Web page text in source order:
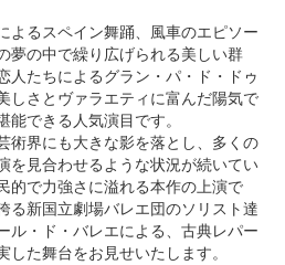
よるスペイン舞踊、風車のエピソー
夢の中で繰り広げられる美しい群
人たちによるグラン・パ・ド・ドゥ
しさとヴァラエティに富んだ陽気で
能できる人気演目です。
術界にも大きな影を落とし、多くの
を見合わせるような状況が続いてい
的で力強さに溢れる本作の上演で
る新国立劇場バレエ団のソリスト達
ル・ド・バレエによる、古典レパー
した舞台をお見せいたします。